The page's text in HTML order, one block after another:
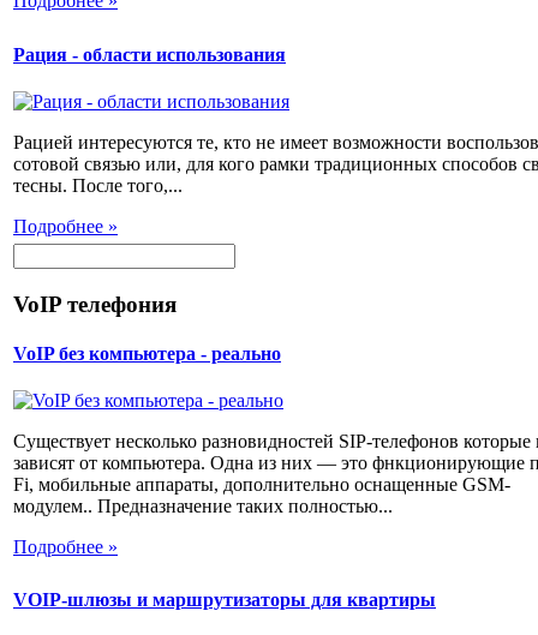
Рация - области использования
Рацией интересуются те, кто не имеет возможности
сотовой связью или, для кого рамки традиционных способов
тесны. После того,...
Подробнее »
VoIP телефония
VoIP без компьютера - реально
Существует несколько разновидностей SIP-телефонов которые
зависят от компьютера. Одна из них — это фнкционирующие
Fi, мобильные аппараты, дополнительно оснащенные GSM-
модулем.. Предназначение таких полностью...
Подробнее »
VOIP-шлюзы и маршрутизаторы для квартиры